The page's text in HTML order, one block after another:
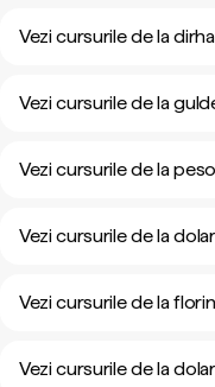
Vezi cursurile de la
Vezi cursurile de la
Vezi cursurile de la
Vezi cursurile de la
Vezi cursurile de la
Vezi cursurile de la